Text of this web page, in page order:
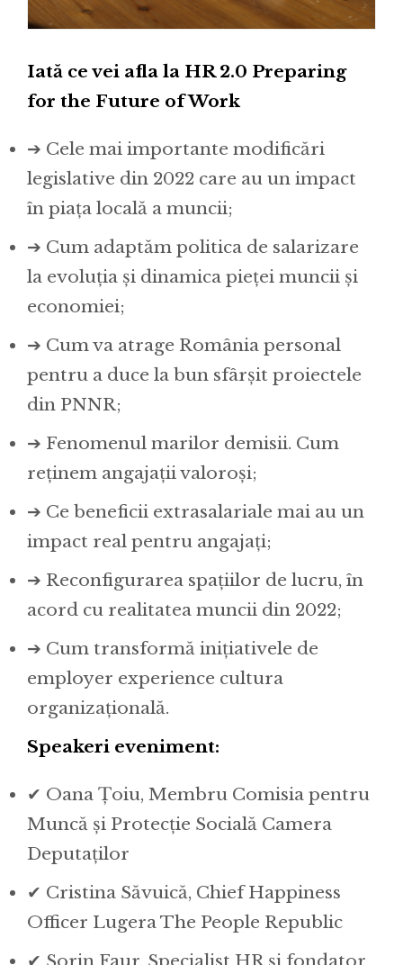
Iată ce vei afla la HR 2.0 Preparing
for the Future of Work
➔ Cele mai importante modificări
legislative din 2022 care au un impact
în piața locală a muncii;
➔ Cum adaptăm politica de salarizare
la evoluția și dinamica pieței muncii și
economiei;
➔ Cum va atrage România personal
pentru a duce la bun sfârșit proiectele
din PNNR;
➔ Fenomenul marilor demisii. Cum
reținem angajații valoroși;
➔ Ce beneficii extrasalariale mai au un
impact real pentru angajați;
➔ Reconfigurarea spațiilor de lucru, în
acord cu realitatea muncii din 2022;
➔ Cum transformă inițiativele de
employer experience cultura
organizațională.
Speakeri eveniment:
✔ Oana Țoiu, Membru Comisia pentru
Muncă și Protecție Socială Camera
Deputaților
✔ Cristina Săvuică, Chief Happiness
Officer Lugera The People Republic